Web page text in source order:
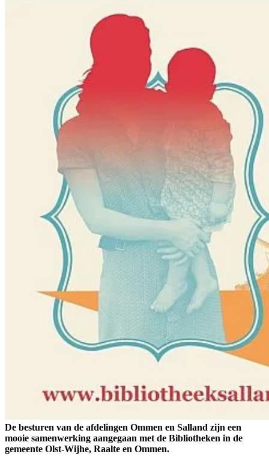
De besturen van de afdelingen Ommen en Salland zijn een
mooie samenwerking aangegaan met de Bibliotheken in de
gemeente Olst-Wijhe, Raalte en Ommen.